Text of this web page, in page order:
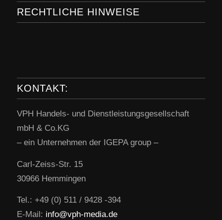
RECHTLICHE HINWEISE
KONTAKT:
VPH Handels- und Dienstleistungsgesellschaft
mbH & Co.KG
– ein Unternehmen der IGEPA group –
Carl-Zeiss-Str. 15
30966 Hemmingen
Tel.: +49 (0) 511 / 9428 -394
E-Mail: info@vph-media.de